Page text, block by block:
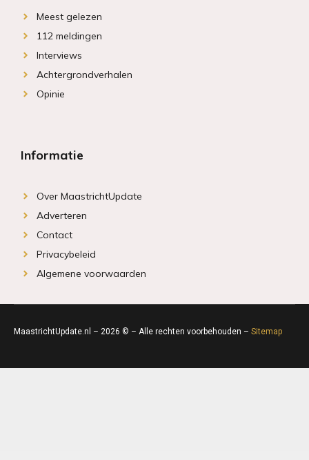
Meest gelezen
112 meldingen
Interviews
Achtergrondverhalen
Opinie
Informatie
Over MaastrichtUpdate
Adverteren
Contact
Privacybeleid
Algemene voorwaarden
MaastrichtUpdate.nl – 2026 © – Alle rechten voorbehouden – Sitemap